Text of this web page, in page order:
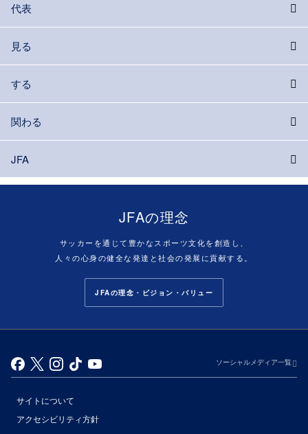
代表
見る
する
関わる
JFA
JFAの理念
サッカーを通じて豊かなスポーツ文化を創造し、
人々の心身の健全な発達と社会の発展に貢献する。
JFAの理念・ビジョン・バリュー
ソーシャルメディア一覧
サイトについて
アクセシビリティ方針